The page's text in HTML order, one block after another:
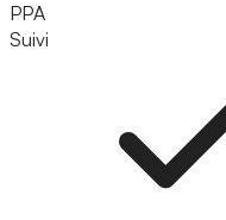
PPA
Suivi